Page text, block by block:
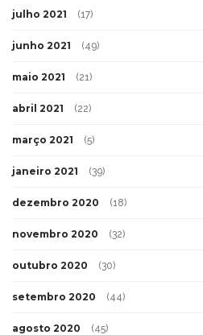
julho 2021 (17)
junho 2021 (49)
maio 2021 (21)
abril 2021 (22)
março 2021 (5)
janeiro 2021 (39)
dezembro 2020 (18)
novembro 2020 (32)
outubro 2020 (30)
setembro 2020 (44)
agosto 2020 (45)